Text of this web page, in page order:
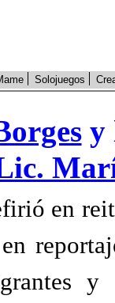
Solojuegos
y
en